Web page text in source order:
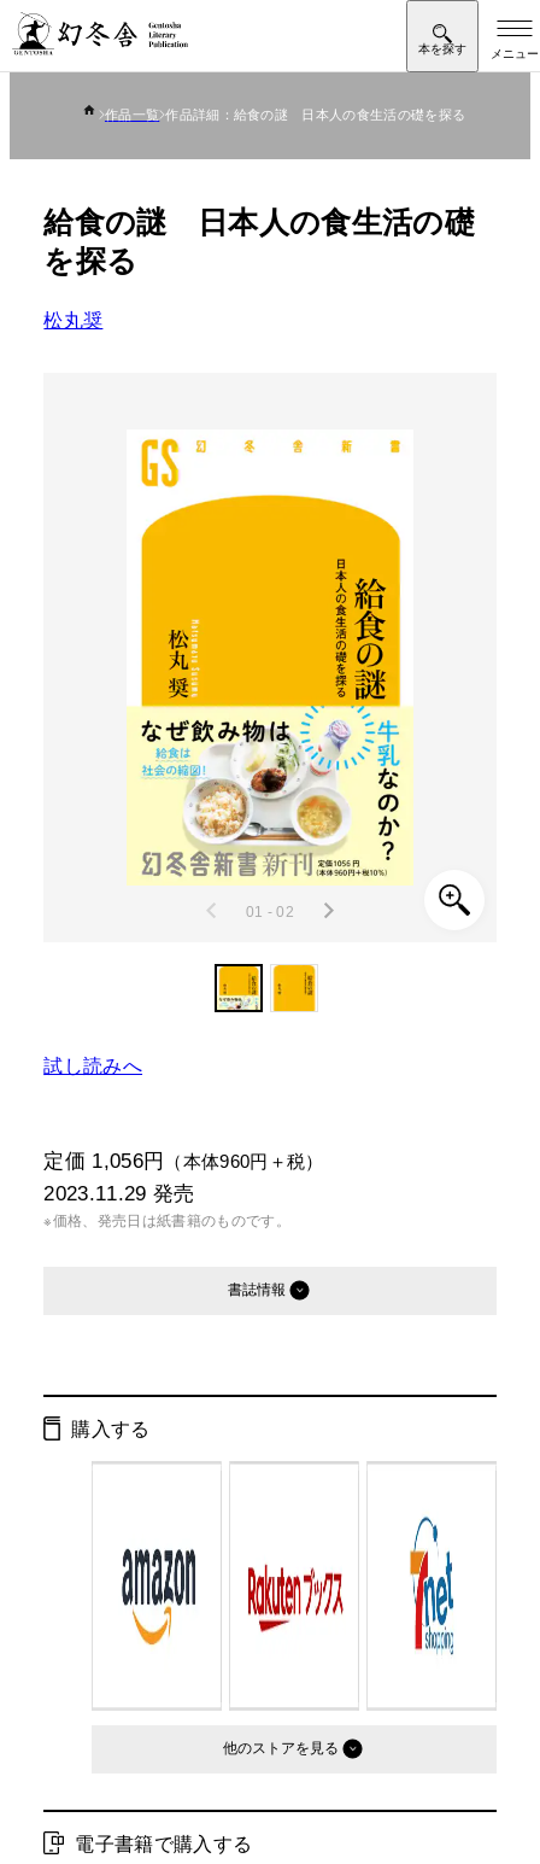
作品一覧 作品詳細：給食の謎 日本人の食生活の礎を探る
給食の謎 日本人の食生活の礎
を探る
松丸奨
01 - 02
試し読みへ
定価 1,056円 （本体960円＋税）
2023.11.29 発売
※価格、発売日は紙書籍のものです。
書誌情報
Cコード：
判型： 新書判
購入する
他のストア
電子書籍で購入する